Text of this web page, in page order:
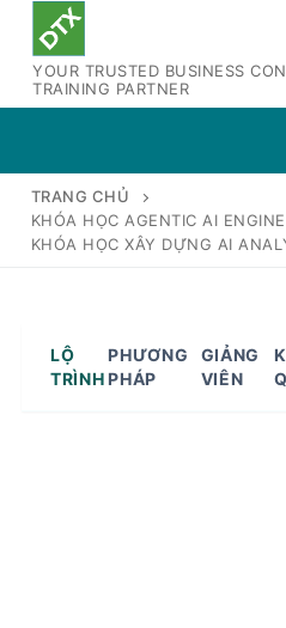
Chuyển
dung
YOUR TRUSTED BUSINESS
TRAINING PARTNER
TRANG CHỦ
KHÓA HỌC AGENTIC AI
KHÓA HỌC XÂY DỰNG AI
LỘ
TRÌNH
PHƯƠNG
PHÁP
GIẢNG
VIÊN